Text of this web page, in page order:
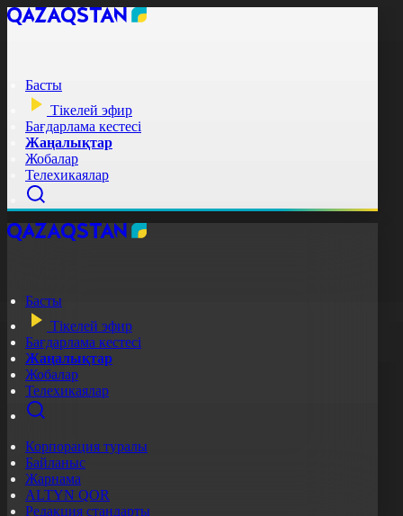
Басты
Тікелей эфир
Бағдарлама кестесі
Жаңалықтар
Жобалар
Телехикаялар
Басты
Тікелей эфир
Бағдарлама кестесі
Жаңалықтар
Жобалар
Телехикаялар
Корпорация туралы
Байланыс
Жарнама
ALTYN QOR
Редакция стандарты